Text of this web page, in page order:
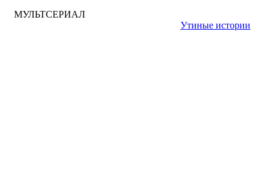
МУЛЬТСЕРИАЛ
Утиные истории